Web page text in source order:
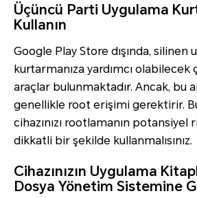
Üçüncü Parti Uygulama
Kullanın
Google Play Store dışında, silinen
kurtarmanıza yardımcı
araçlar bulunmaktadır. Ancak, bu
genellikle root erişimi gerektirir.
cihazınızı rootlamanın
dikkatli bir şekilde kullanmalısınız.
Cihazınızın Uygulama
Dosya Yönetim Sistemine